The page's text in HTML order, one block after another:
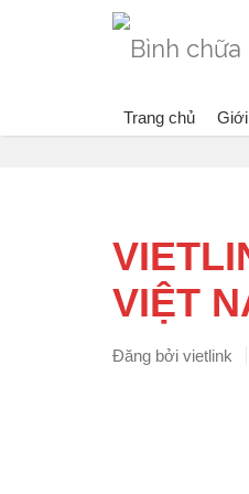
Trang chủ
Blog
VIỆT
Đăng bởi vietlink